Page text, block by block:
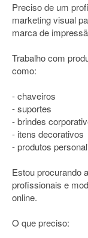
Preciso de um
marketing visual
marca de
Trabalho com
como:
- chaveiros
- suportes
- brindes
- itens decorativos
- produtos
Estou procurando
profissionais e
online.
O que preciso: